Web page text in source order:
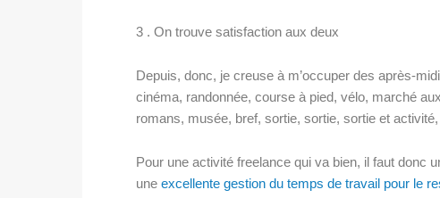
3 . On trouve satisfaction aux deux
Depuis, donc, je creuse à m’occuper des après-
cinéma, randonnée, course à pied, vélo, marché
romans, musée, bref, sortie, sortie, sortie et
Pour une activité freelance qui va bien, il faut donc
une excellente gestion du temps de travail pour le